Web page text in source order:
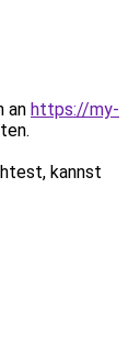
an https://my-
kannst